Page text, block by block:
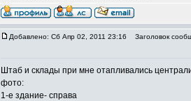
Добавлено: Сб Апр 02, 2011 23:16 Заголовок
Штаб и склады при мне отапливались
фото:
1-е здание- справа